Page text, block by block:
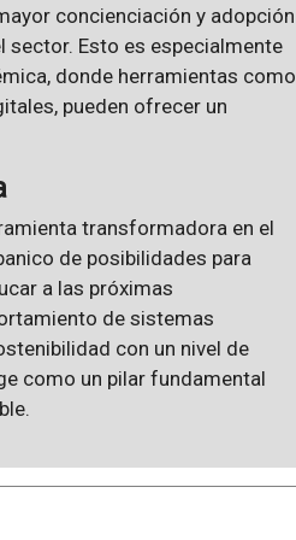
concienciación y adopción
Esto es especialmente
donde herramientas como
pueden ofrecer un
transformadora en el
de posibilidades para
a las próximas
de sistemas
con un nivel de
como un pilar fundamental